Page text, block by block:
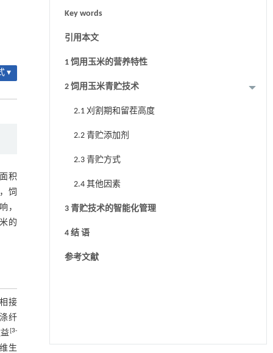
▾
积
饲
，
的
接
纤
[3-
生
Key words
引用本文
1 饲用玉米的营养特性
2 饲用玉米青贮技术
2.1 刈割期和留茬高度
2.2 青贮添加剂
2.3 青贮方式
2.4 其他因素
3 青贮技术的智能化管理
4 结 语
参考文献